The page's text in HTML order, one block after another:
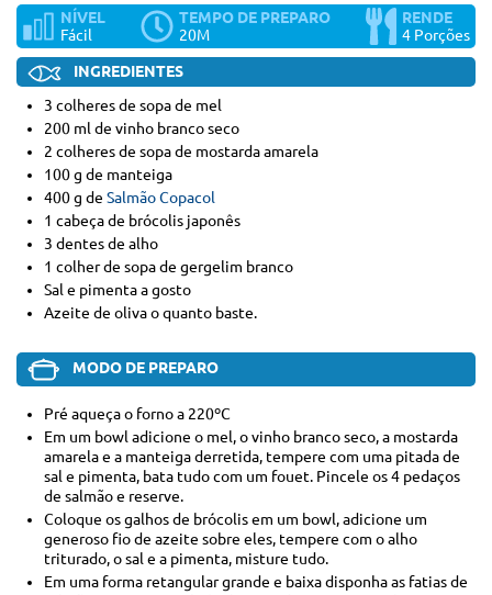
NÍVEL
Fácil
TEMPO DE PREPARO
20M
RENDE
4 Porções
INGREDIENTES
3 colheres de sopa de mel
200 ml de vinho branco seco
2 colheres de sopa de mostarda amarela
100 g de manteiga
400 g de Salmão Copacol
1 cabeça de brócolis japonês
3 dentes de alho
1 colher de sopa de gergelim branco
Sal e pimenta a gosto
Azeite de oliva o quanto baste.
MODO DE PREPARO
Pré aqueça o forno a 220ºC
Em um bowl adicione o mel, o vinho branco seco, a mostarda
amarela e a manteiga derretida, tempere com uma pitada de
sal e pimenta, bata tudo com um fouet. Pincele os 4 pedaços
de salmão e reserve.
Coloque os galhos de brócolis em um bowl, adicione um
generoso fio de azeite sobre eles, tempere com o alho
triturado, o sal e a pimenta, misture tudo.
Em uma forma retangular grande e baixa disponha as fatias de